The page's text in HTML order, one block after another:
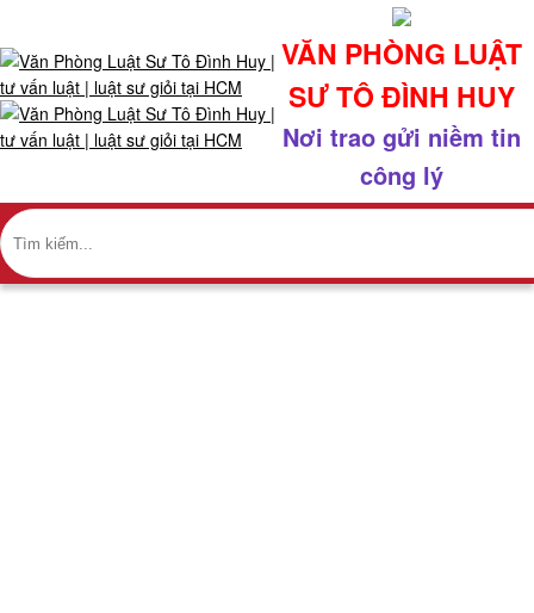
VĂN PHÒNG LUẬT
SƯ TÔ ĐÌNH HUY
Nơi trao gửi niềm tin
công lý
Giới
thiệu
+
Về
tôi
+
Nhân